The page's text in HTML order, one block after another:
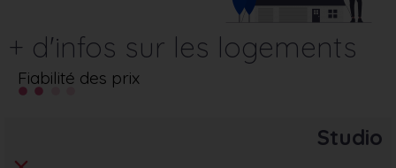
+ d'infos sur les logements
Fiabilité des prix
Studio